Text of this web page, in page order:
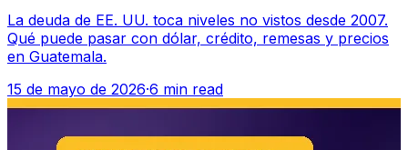
La deuda de EE. UU. toca niveles no vistos desde 2007.
Qué puede pasar con dólar, crédito, remesas y precios
en Guatemala.
15 de mayo de 2026·6 min read